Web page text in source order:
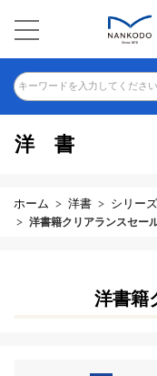
キーワードを入力してください
洋書
ホーム 洋書 シリー
洋書籍クリアランスセー
洋書籍